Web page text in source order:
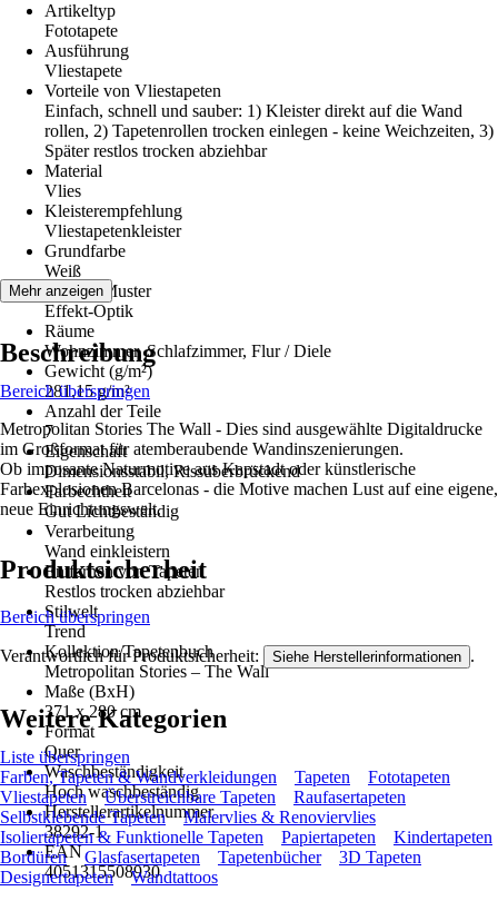
Artikeltyp
Fototapete
Ausführung
Vliestapete
Vorteile von Vliestapeten
Einfach, schnell und sauber: 1) Kleister direkt auf die Wand
rollen, 2) Tapetenrollen trocken einlegen - keine Weichzeiten, 3)
Später restlos trocken abziehbar
Material
Vlies
Kleisterempfehlung
Vliestapetenkleister
Grundfarbe
Weiß
Dekor / Muster
Effekt-Optik
Räume
Wohnzimmer, Schlafzimmer, Flur / Diele
Gewicht (g/m²)
281,15 g/m²
Anzahl der Teile
7
Eigenschaft
Dimensionsstabil, Rissüberbrückend
Farbechtheit
Gut Lichtbeständig
Verarbeitung
Wand einkleistern
Entfernen von Tapeten
Restlos trocken abziehbar
Stilwelt
Trend
Kollektion/Tapetenbuch
Metropolitan Stories – The Wall
Maße (BxH)
371 x 280 cm
Format
Quer
Waschbeständigkeit
Hoch waschbeständig
Herstellerartikelnummer
38292-1
EAN
4051315508930
Mehr anzeigen
Beschreibung
Bereich überspringen
Metropolitan Stories The Wall - Dies sind ausgewählte Digitaldrucke
im Großformat für atemberaubende Wandinszenierungen.
Ob imposante Naturmotive aus Kapstadt oder künstlerische
Farbexplosionen Barcelonas - die Motive machen Lust auf eine eigene,
neue Einrichtungswelt.
Produktsicherheit
Bereich überspringen
Verantwortlich für Produktsicherheit: Siehe Herstellerinformationen .
Weitere Kategorien
Liste überspringen
Farben, Tapeten & Wandverkleidungen
Tapeten
Fototapeten
Vliestapeten
Überstreichbare Tapeten
Raufasertapeten
Selbstklebende Tapeten
Malervlies & Renoviervlies
Isoliertapeten & Funktionelle Tapeten
Papiertapeten
Kindertapeten
Bordüren
Glasfasertapeten Tapetenbücher
3D Tapeten
Designertapeten
Wandtattoos